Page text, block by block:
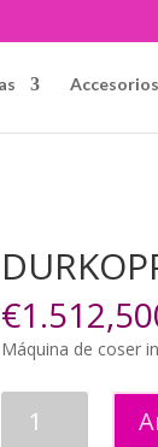
Accesorios
€
Máquina de coser
ADLER